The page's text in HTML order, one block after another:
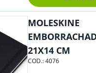
Ofereça A Seus
Colaboradores, Sem
MOLESKINE
21X14 CM
COD.:4076